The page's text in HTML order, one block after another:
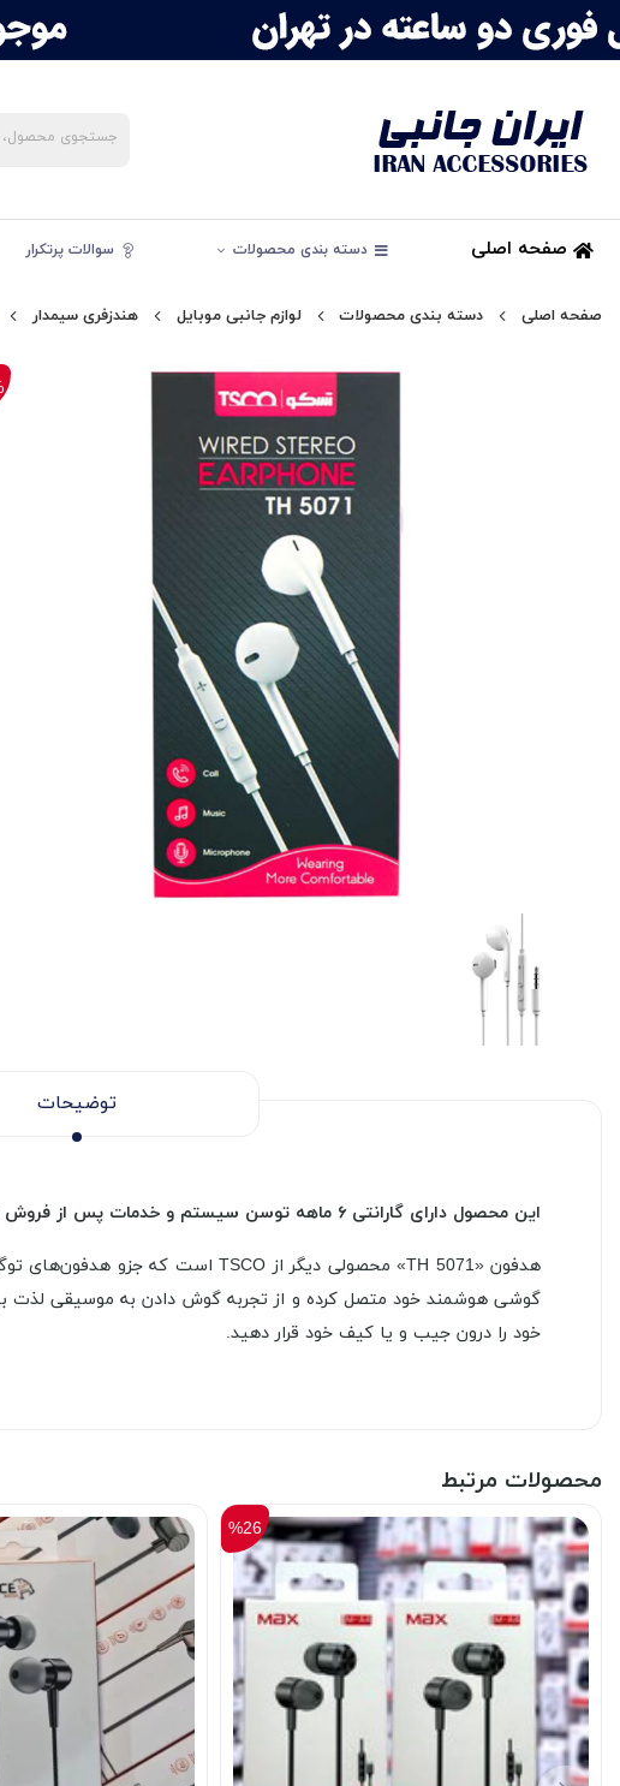
صفحه اصلی دسته بندی محصولات سوالات پرتکرار
صفحه اصلی دسته بندی محصولات لوازم جانبی موبایل هندزفری سیمدار
توضیحات
این محصول دارای گارانتی ۶ ماهه توسن سیستم و خدمات پس از فروش میباشد.
خود را درون جیب و یا کیف خود قرار دهید.
محصولات مرتبط
%26